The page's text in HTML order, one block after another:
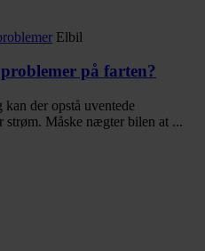
Elbil
på farten?
der opstå uventede
strøm. Måske nægter bilen at ...